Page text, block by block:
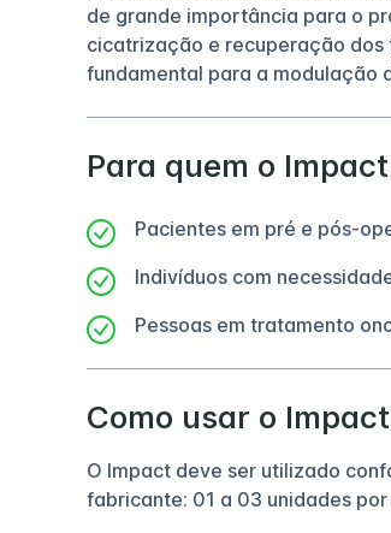
de grande importância para o
cicatrização e recuperação dos
fundamental para a modulação
Para quem o
Pacientes em pré e pós-
Indivíduos com
Pessoas em tratamento
Como usar o
O Impact deve ser utilizado
fabricante: 01 a 03 unidades